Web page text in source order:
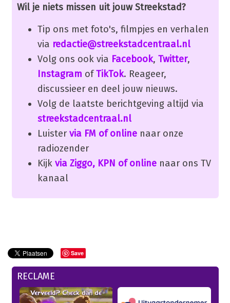
Wil je niets missen uit jouw Streekstad?
Tip ons met foto's, filmpjes en verhalen
via redactie@streekstadcentraal.nl
Volg ons ook via Facebook, Twitter,
Instagram ofTikTok. Reageer,
discussieer en deel jouw nieuws.
Volg de laatste berichtgeving altijd via
streekstadcentraal.nl
Luister via FM of onlinenaar onze
radiozender
Kijk via Ziggo, KPN of onlinenaar ons TV
kanaal
Save
RECLAME